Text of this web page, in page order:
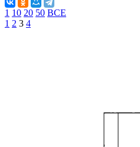
1 10 20 50 ВСЕ
1 2 3 4